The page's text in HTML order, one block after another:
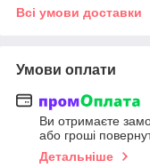
Всі умови доставки
Умови оплати
Ви отримаєте
або гроші
Детальніше